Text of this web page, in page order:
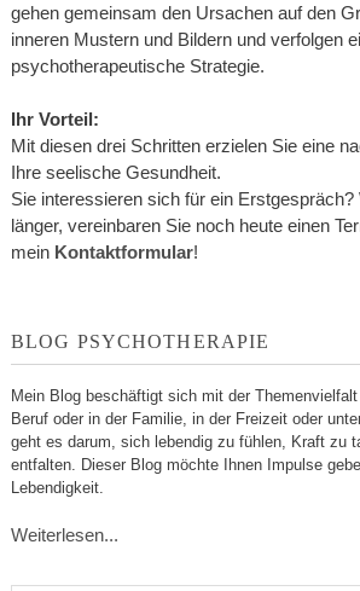
gehen gemeinsam den Ursachen auf den
inneren Mustern und Bildern und verfolgen
psychotherapeutische Strategie.
Ihr Vorteil:
Mit diesen drei Schritten erzielen Sie eine
Ihre seelische Gesundheit.
Sie interessieren sich für ein Erstgespräch?
länger, vereinbaren Sie noch heute einen
mein Kontaktformular!
BLOG PSYCHOTHERAPIE
Mein Blog beschäftigt sich mit der
Beruf oder in der Familie, in der Freizeit oder
geht es darum, sich lebendig zu fühlen, Kraft zu
entfalten. Dieser Blog möchte Ihnen Impulse
Lebendigkeit.
Weiterlesen...